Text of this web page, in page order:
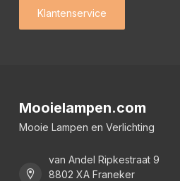
Klantenservice
Mooielampen.com
Mooie Lampen en Verlichting
van Andel Ripkestraat 9
8802 XA Franeker